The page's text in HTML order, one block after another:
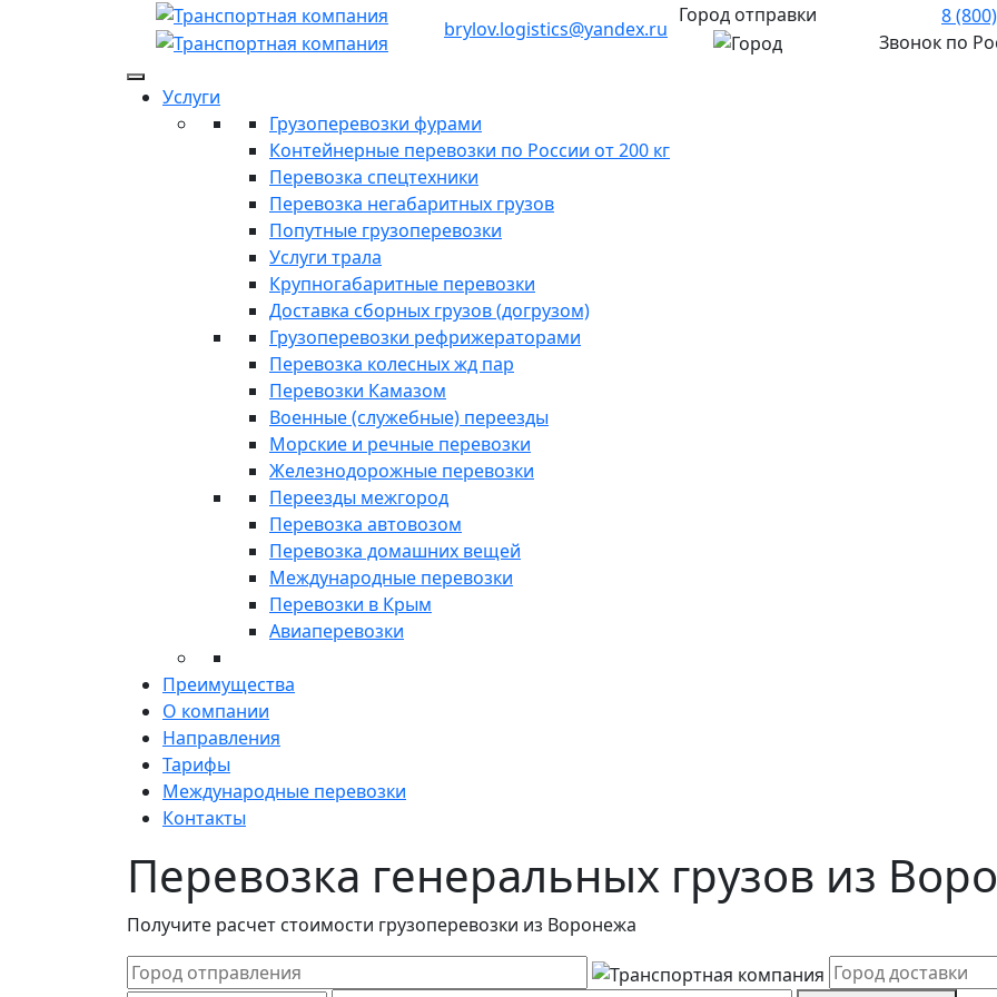
brylov.logistics@yandex.ru
Город отправки
8
Звонок по
Услуги
Грузоперевозки фурами
Контейнерные перевозки по России от 200 кг
Перевозка спецтехники
Перевозка негабаритных грузов
Попутные грузоперевозки
Услуги трала
Крупногабаритные перевозки
Доставка сборных грузов (догрузом)
Грузоперевозки рефрижераторами
Перевозка колесных жд пар
Перевозки Камазом
Военные (служебные) переезды
Морские и речные перевозки
Железнодорожные перевозки
Переезды межгород
Перевозка автовозом
Перевозка домашних вещей
Международные перевозки
Перевозки в Крым
Авиаперевозки
Преимущества
О компании
Направления
Тарифы
Международные перевозки
Контакты
Перевозка генеральных грузов из
Получите расчет стоимости грузоперевозки из Воронежа